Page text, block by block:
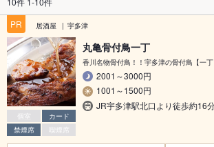
PR
居酒屋 宇多津
個室
カード
禁煙席
喫煙席
丸亀骨付鳥一丁
香川名物骨付鳥！！宇多津の骨付鳥【一丁
2001～3000円
1001～1500円
JR宇多津駅北口より徒歩約16